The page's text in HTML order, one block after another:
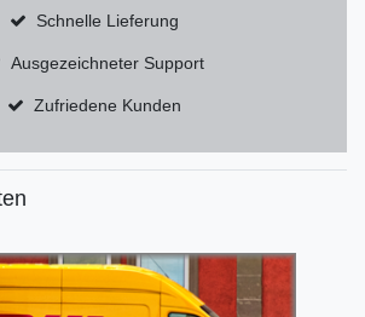
Schnelle Lieferung
Ausgezeichneter Support
Zufriedene Kunden